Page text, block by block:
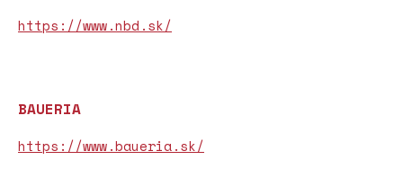
https://www.nbd.sk/
BAUERIA
https://www.baueria.sk/